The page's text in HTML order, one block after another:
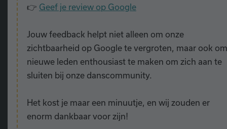
👉 Geef je review op Google
Jouw feedback helpt niet alleen om onze
zichtbaarheid op Google te vergroten, maar ook om
nieuwe leden enthousiast te maken om zich aan te
sluiten bij onze danscommunity.
Het kost je maar een minuutje, en wij zouden er
enorm dankbaar voor zijn!